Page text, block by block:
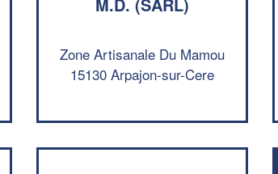
Zone Artisanale Du Mamou
15130 Arpajon-sur-Cere